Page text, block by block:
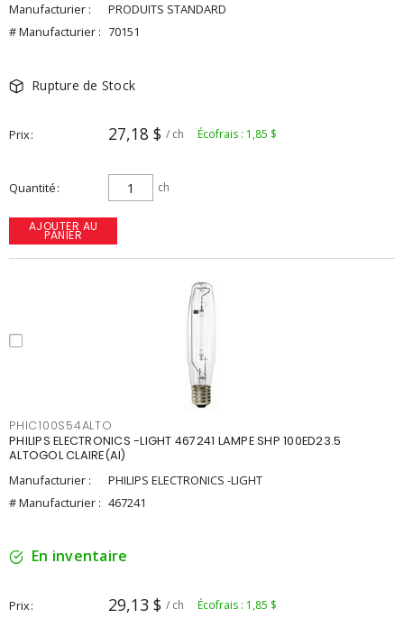
Manufacturier :
PRODUITS STANDARD
# Manufacturier : 70151
Rupture de Stock
Prix 27,18 $ / ch Écofrais : 1,85 $
Quantité ch
AJOUTER AU
PANIER
PHIC100S54ALTO
PHILIPS ELECTRONICS -LIGHT 467241 LAMPE SHP 100ED23.5
ALTOGOL CLAIRE(AI)
Manufacturier :
PHILIPS ELECTRONICS -LIGHT
# Manufacturier : 467241
En inventaire
Prix 29,13 $ / ch Écofrais : 1,85 $